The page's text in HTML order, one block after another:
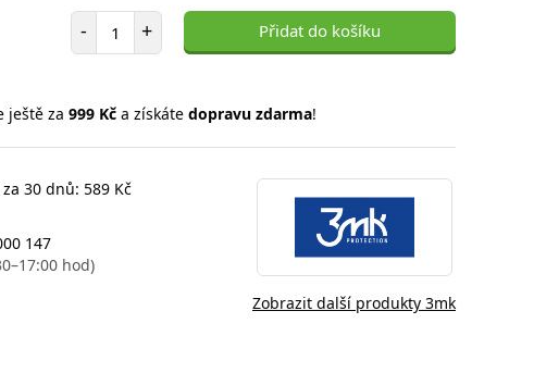
- Počet položek
+ Přidat do košíku
ještě za 999 Kča získáte dopravu zdarma!
30 dnů: 589 Kč
147
hod)
Zobrazit další produkty 3mk